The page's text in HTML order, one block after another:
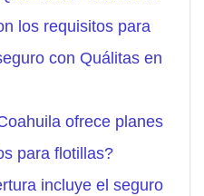
los requisitos para
con Quálitas en
ofrece planes
para flotillas?
incluye el seguro